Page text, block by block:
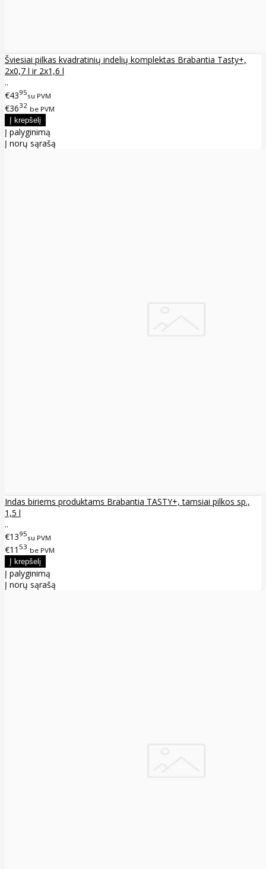
Šviesiai pilkas kvadratinių indelių komplektas Brabantia Tasty+,
2x0,7 l ir 2x1,6 l
..
€4395su PVM
€3632 be PVM
Į palyginimą
Į norų sąrašą
Indas biriems produktams Brabantia TASTY+, tamsiai pilkos sp.,
1,5 l
..
€1395su PVM
€11 53 be PVM
Į palyginimą
Į norų sąrašą